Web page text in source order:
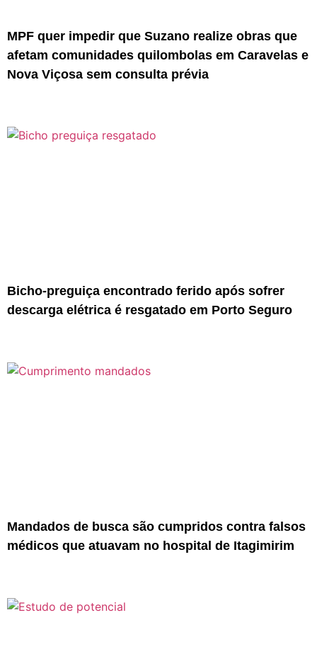
MPF quer impedir que Suzano realize obras que
afetam comunidades quilombolas em Caravelas e
Nova Viçosa sem consulta prévia
Bicho-preguiça encontrado ferido após sofrer
descarga elétrica é resgatado em Porto Seguro
Mandados de busca são cumpridos contra falsos
médicos que atuavam no hospital de Itagimirim